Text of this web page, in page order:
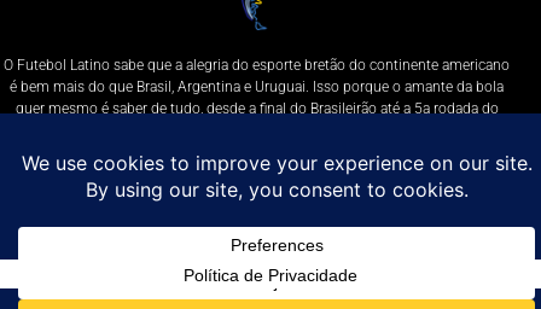
O Futebol Latino sabe que a alegria do esporte bretão do continente americano
é bem mais do que Brasil, Argentina e Uruguai. Isso porque o amante da bola
quer mesmo é saber de tudo, desde a final do Brasileirão até a 5a rodada do
Entre em contato conosco:comercial@futebolatino.com.br
© Futebol Latino - Todos os Direitos Reservados - 2021
Política de Privacidade